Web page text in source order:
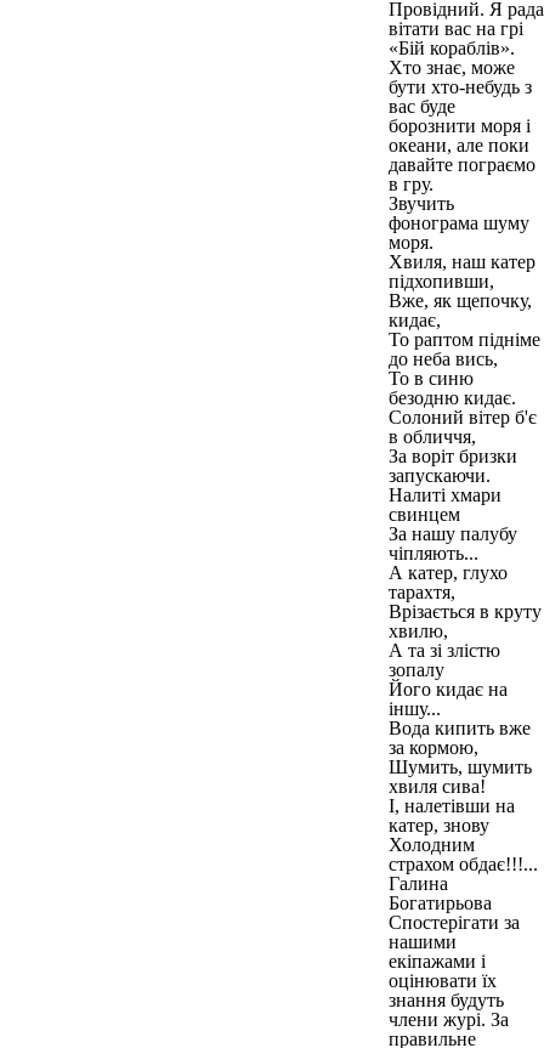
Провідний. Я рада
вітати вас на грі
«Бій кораблів».
Хто знає, може
бути хто-небудь з
вас буде
борознити моря і
океани, але поки
давайте пограємо
в гру.
Звучить
фонограма шуму
моря.
Хвиля, наш катер
підхопивши,
Вже, як щепочку,
кидає,
То раптом підніме
до неба вись,
То в синю
безодню кидає.
Солоний вітер б'є
в обличчя,
За воріт бризки
запускаючи.
Налиті хмари
свинцем
За нашу палубу
чіпляють...
А катер, глухо
тарахтя,
Врізається в круту
хвилю,
А та зі злістю
зопалу
Його кидає на
іншу...
Вода кипить вже
за кормою,
Шумить, шумить
хвиля сива!
І, налетівши на
катер, знову
Холодним
страхом обдає!!!...
Галина
Богатирьова
Спостерігати за
нашими
екіпажами і
оцінювати їх
знання будуть
члени журі. За
правильне